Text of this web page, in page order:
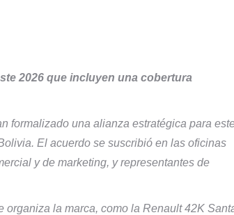
2026 que incluyen una cobertura
formalizado una alianza estratégica para
El acuerdo se suscribió en las oficinas
y de marketing, y representantes de
la marca, como la Renault 42K